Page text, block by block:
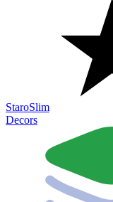
StaroSlim
Decors